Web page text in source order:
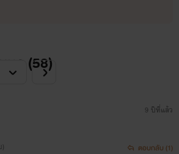
ะรีบอัพนะจ๊ะ
คน คนอ่านเยอะ แต่ ไม่มีคนเม้นเลย แอบ
มด (58)
9 ปีที่แล้ว
ตอบกลับ (1)